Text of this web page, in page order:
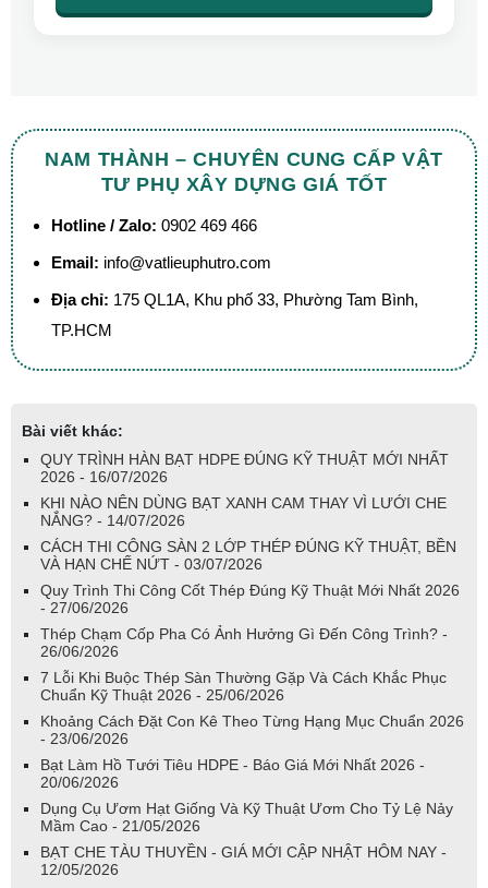
NAM THÀNH – CHUYÊN CUNG CẤP VẬT
TƯ PHỤ XÂY DỰNG GIÁ TỐT
Hotline / Zalo: 0902 469 466
Email: info@vatlieuphutro.com
Địa chỉ: 175 QL1A, Khu phố 33, Phường Tam Bình,
TP.HCM
Bài viết khác:
QUY TRÌNH HÀN BẠT HDPE ĐÚNG KỸ THUẬT MỚI NHẤT
2026 - 16/07/2026
KHI NÀO NÊN DÙNG BẠT XANH CAM THAY VÌ LƯỚI CHE
NẮNG? - 14/07/2026
CÁCH THI CÔNG SÀN 2 LỚP THÉP ĐÚNG KỸ THUẬT, BỀN
VÀ HẠN CHẾ NỨT - 03/07/2026
Quy Trình Thi Công Cốt Thép Đúng Kỹ Thuật Mới Nhất 2026
- 27/06/2026
Thép Chạm Cốp Pha Có Ảnh Hưởng Gì Đến Công Trình? -
26/06/2026
7 Lỗi Khi Buộc Thép Sàn Thường Gặp Và Cách Khắc Phục
Chuẩn Kỹ Thuật 2026 - 25/06/2026
Khoảng Cách Đặt Con Kê Theo Từng Hạng Mục Chuẩn 2026
- 23/06/2026
Bạt Làm Hồ Tưới Tiêu HDPE - Báo Giá Mới Nhất 2026 -
20/06/2026
Dụng Cụ Ươm Hạt Giống Và Kỹ Thuật Ươm Cho Tỷ Lệ Nảy
Mầm Cao - 21/05/2026
BẠT CHE TÀU THUYỀN - GIÁ MỚI CẬP NHẬT HÔM NAY -
12/05/2026